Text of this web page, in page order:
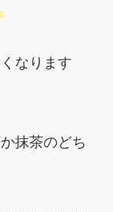
なります
抹茶のどち